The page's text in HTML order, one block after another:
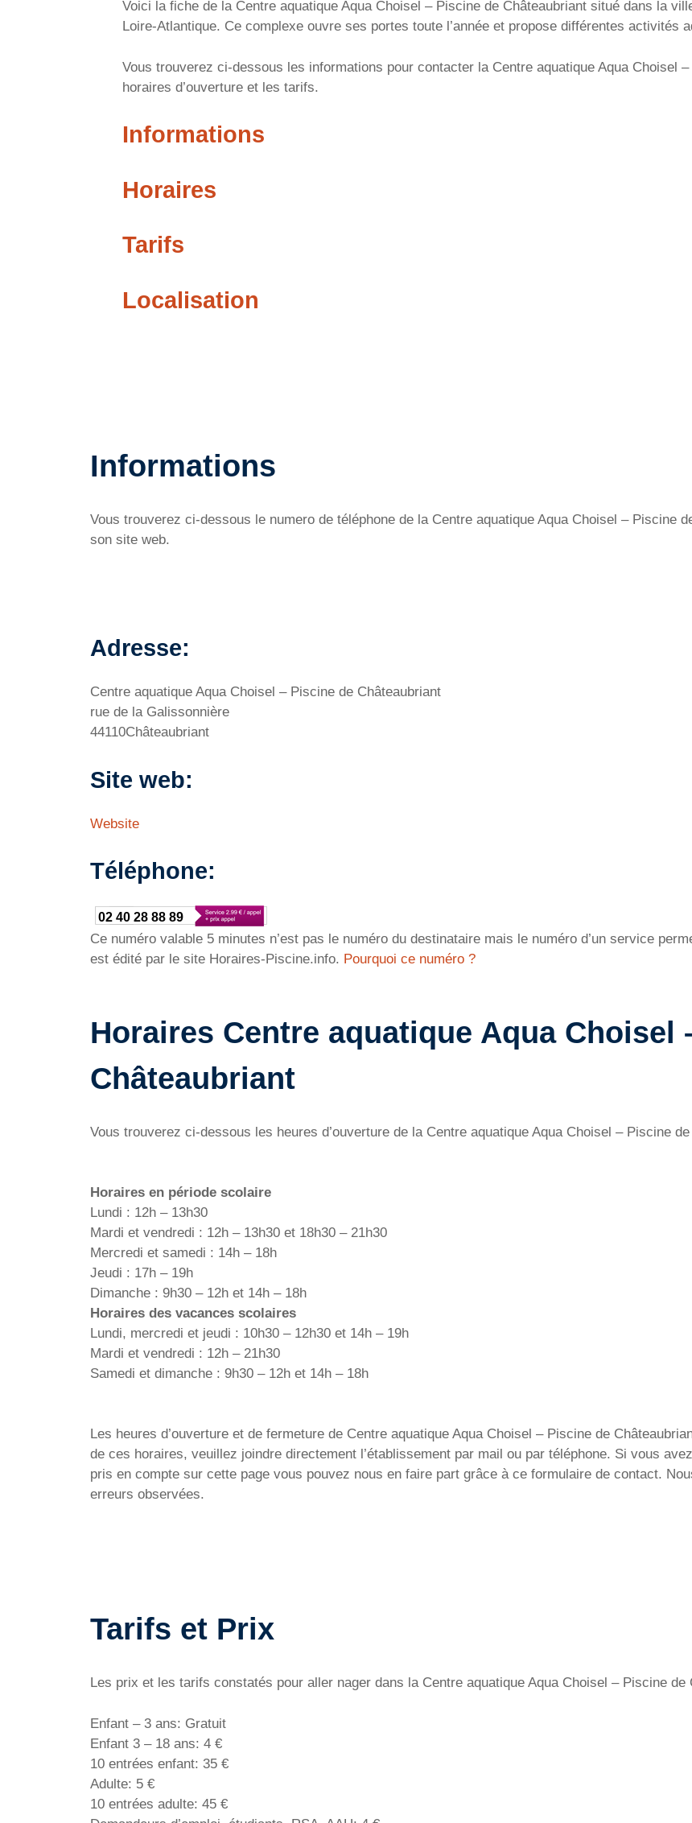
Voici la fiche de la Centre aquatique Aqua Choisel – Piscine de Châteaubriant situé dans la
Loire-Atlantique. Ce complexe ouvre ses portes toute l’année et propose différentes activités
Vous trouverez ci-dessous les informations pour contacter la Centre aquatique Aqua Choisel
horaires d’ouverture et les tarifs.
Informations
Horaires
Tarifs
Localisation
Informations
Vous trouverez ci-dessous le numero de téléphone de la Centre aquatique Aqua Choisel – Piscine
son site web.
Adresse:
Centre aquatique Aqua Choisel – Piscine de Châteaubriant
rue de la Galissonnière
44110Châteaubriant
Site web:
Website
Téléphone:
02 40 28 88 89
Ce numéro valable 5 minutes n’est pas le numéro du destinataire mais le numéro d’un service
est édité par le site Horaires-Piscine.info. Pourquoi ce numéro ?
Horaires Centre aquatique Aqua Choisel
Châteaubriant
Vous trouverez ci-dessous les heures d’ouverture de la Centre aquatique Aqua Choisel – Piscine
Horaires en période scolaire
Lundi : 12h – 13h30
Mardi et vendredi : 12h – 13h30 et 18h30 – 21h30
Mercredi et samedi : 14h – 18h
Jeudi : 17h – 19h
Dimanche : 9h30 – 12h et 14h – 18h
Horaires des vacances scolaires
Lundi, mercredi et jeudi : 10h30 – 12h30 et 14h – 19h
Mardi et vendredi : 12h – 21h30
Samedi et dimanche : 9h30 – 12h et 14h – 18h
Les heures d’ouverture et de fermeture de Centre aquatique Aqua Choisel – Piscine de
de ces horaires, veuillez joindre directement l’établissement par mail ou par téléphone. Si vous
pris en compte sur cette page vous pouvez nous en faire part grâce à ce formulaire de contact.
erreurs observées.
Tarifs et Prix
Les prix et les tarifs constatés pour aller nager dans la Centre aquatique Aqua Choisel – Piscine
Enfant – 3 ans: Gratuit
Enfant 3 – 18 ans: 4 €
10 entrées enfant: 35 €
Adulte: 5 €
10 entrées adulte: 45 €